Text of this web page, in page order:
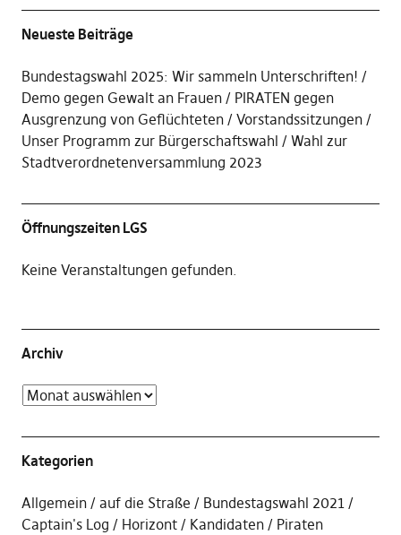
Neueste Beiträge
Bundestagswahl 2025: Wir sammeln Unterschriften!
Demo gegen Gewalt an Frauen
PIRATEN gegen
Ausgrenzung von Geflüchteten
Vorstandssitzungen
Unser Programm zur Bürgerschaftswahl / Wahl zur
Stadtverordnetenversammlung 2023
Öffnungszeiten LGS
Keine Veranstaltungen gefunden.
Archiv
Kategorien
Allgemein auf die Straße
Bundestagswahl 2021
Captain's Log
Horizont Kandidaten
Piraten